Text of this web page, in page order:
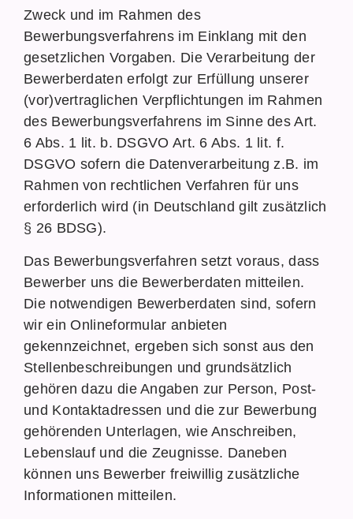
Zweck und im Rahmen des
Bewerbungsverfahrens im Einklang mit den
gesetzlichen Vorgaben. Die Verarbeitung der
Bewerberdaten erfolgt zur Erfüllung unserer
(vor)vertraglichen Verpflichtungen im Rahmen
des Bewerbungsverfahrens im Sinne des Art.
6 Abs. 1 lit. b. DSGVO Art. 6 Abs. 1 lit. f.
DSGVO sofern die Datenverarbeitung z.B. im
Rahmen von rechtlichen Verfahren für uns
erforderlich wird (in Deutschland gilt zusätzlich
§ 26 BDSG).
Das Bewerbungsverfahren setzt voraus, dass
Bewerber uns die Bewerberdaten mitteilen.
Die notwendigen Bewerberdaten sind, sofern
wir ein Onlineformular anbieten
gekennzeichnet, ergeben sich sonst aus den
Stellenbeschreibungen und grundsätzlich
gehören dazu die Angaben zur Person, Post-
und Kontaktadressen und die zur Bewerbung
gehörenden Unterlagen, wie Anschreiben,
Lebenslauf und die Zeugnisse. Daneben
können uns Bewerber freiwillig zusätzliche
Informationen mitteilen.